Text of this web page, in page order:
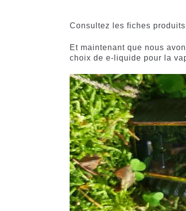
Consultez les fiches
Et maintenant que nous
choix de e-liquide pour la